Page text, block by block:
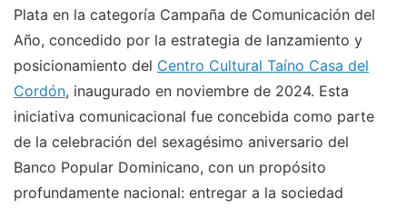
Plata en la categoría Campaña de Comunicación del
Año, concedido por la estrategia de lanzamiento y
posicionamiento del Centro Cultural Taíno Casa del
Cordón, inaugurado en noviembre de 2024. Esta
iniciativa comunicacional fue concebida como parte
de la celebración del sexagésimo aniversario del
Banco Popular Dominicano, con un propósito
profundamente nacional: entregar a la sociedad